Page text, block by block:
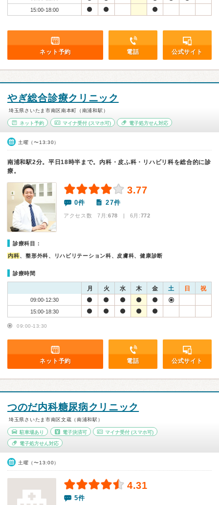
15:00-18:00
ネット予約 電話 公式サイト
やぎ総合診療クリニック
埼玉県さいたま市南区南本町（南浦和駅）
ネット予約 マイナ受付(スマホ可) 電子処方せん対応
土曜（〜13:30）
南浦和駅2分。平日18時半まで。内科・皮ふ科・リハビリ科を総合的に診
療。
3.77
0件 27件
アクセス数 7月:678 | 6月:772
診療科目：
内科、整形外科、リハビリテーション科、皮膚科、健康診断
診療時間
月 火 水 木 金 土 日 祝
09:00-12:30
15:00-18:30
09:00-13:30
ネット予約 電話 公式サイト
つのだ内科糖尿病クリニック
埼玉県さいたま市南区文蔵（南浦和駅）
駐車場あり 電子決済可 マイナ受付 (スマホ可)
電子処方せん対応
土曜（〜13:00）
4.31
5件